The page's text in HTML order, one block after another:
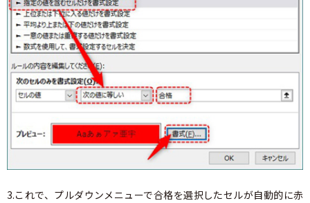
3.これで、プルダウンメニューで合格を選択したセルが自動的に赤